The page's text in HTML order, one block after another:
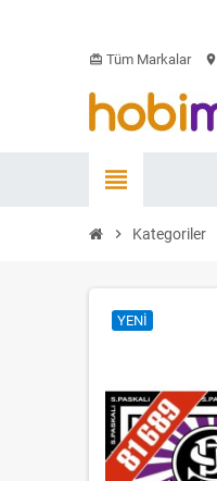
card_giftcard Tüm Markalar location_on
view_headline
chevron_right Kategoriler
YENI